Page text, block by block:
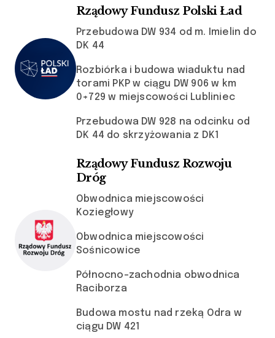
Rządowy Fundusz Polski Ład
Przebudowa DW 934 od m. Imielin do
DK 44
Rozbiórka i budowa wiaduktu nad
torami PKP w ciągu DW 906 w km
0+729 w miejscowości Lubliniec
Przebudowa DW 928 na odcinku od
DK 44 do skrzyżowania z DK1
Rządowy Fundusz Rozwoju
Dróg
Obwodnica miejscowości
Koziegłowy
Obwodnica miejscowości
Sośnicowice
Północno-zachodnia obwodnica
Raciborza
Budowa mostu nad rzeką Odra w
ciągu DW 421